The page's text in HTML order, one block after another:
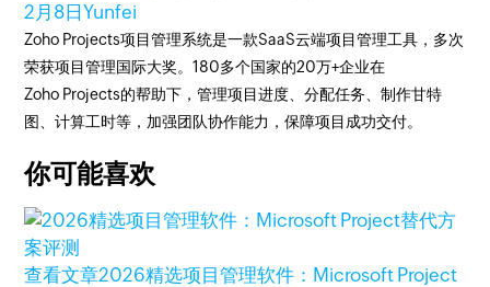
2月8日Yunfei
Zoho Projects项目管理系统是一款SaaS云端项目管理工具，多次
荣获项目管理国际大奖。180多个国家的20万+企业在
Zoho Projects的帮助下，管理项目进度、分配任务、制作甘特
图、计算工时等，加强团队协作能力，保障项目成功交付。
你可能喜欢
查看文章2026精选项目管理软件：Microsoft Project